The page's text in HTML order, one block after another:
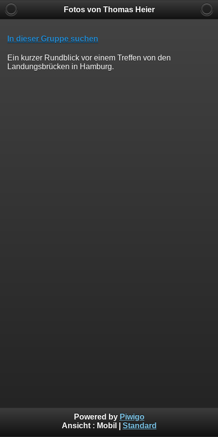
Fotos von Thomas Heier
In dieser Gruppe suchen
Ein kurzer Rundblick vor einem Treffen von den
Landungsbrücken in Hamburg.
Powered by Piwigo
Ansicht : Mobil Standard